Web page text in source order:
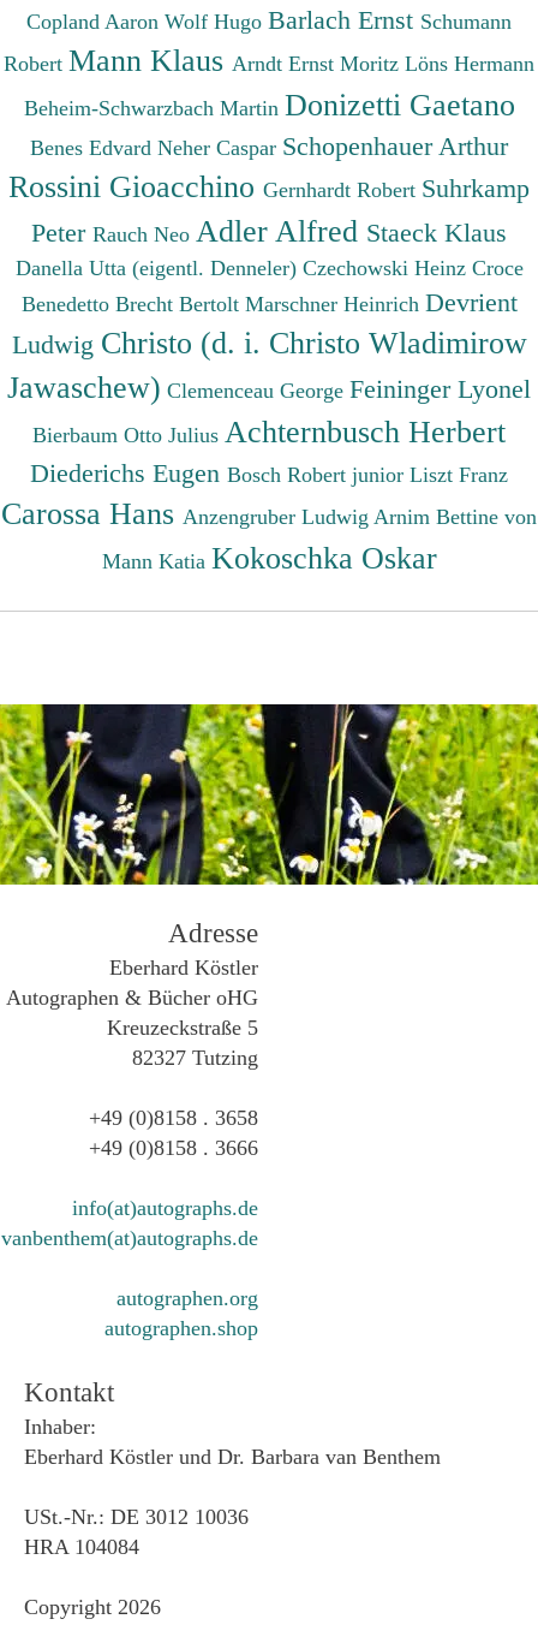
Copland Aaron Wolf Hugo Barlach Ernst Schumann
Robert Mann Klaus Arndt Ernst Moritz Löns Hermann
Beheim-Schwarzbach Martin Donizetti Gaetano
Benes Edvard Neher Caspar Schopenhauer Arthur
Rossini Gioacchino Gernhardt Robert Suhrkamp
Peter Rauch Neo Adler Alfred Staeck Klaus
Danella Utta (eigentl. Denneler) Czechowski Heinz Croce
Benedetto Brecht Bertolt Marschner Heinrich Devrient
Ludwig Christo (d. i. Christo Wladimirow
Jawaschew) Clemenceau George Feininger Lyonel
Bierbaum Otto Julius Achternbusch Herbert
Diederichs Eugen Bosch Robert junior Liszt Franz
Carossa Hans Anzengruber Ludwig Arnim Bettine von
Mann Katia Kokoschka Oskar
Adresse
Eberhard Köstler
Autographen & Bücher oHG
Kreuzeckstraße 5
82327 Tutzing
+49 (0)8158 . 3658
+49 (0)8158 . 3666
info(at)autographs.de
vanbenthem(at)autographs.de
autographen.org
autographen.shop
Kontakt
Inhaber:
Eberhard Köstler und Dr. Barbara van Benthem
USt.-Nr.: DE 3012 10036
HRA 104084
Copyright 2026